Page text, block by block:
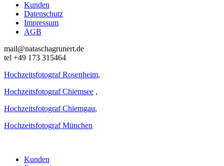
Kunden
Datenschutz
Impressum
AGB
mail@nataschagrunert.de
tel +49 173 315464
Hochzeitsfotograf Rosenheim,
Hochzeitsfotograf Chiemsee ,
Hochzeitsfotograf Chiemgau,
Hochzeitsfotograf München
Kunden